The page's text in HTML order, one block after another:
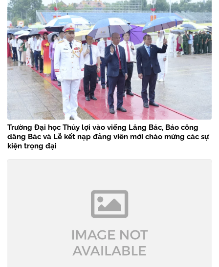
Trường Đại học Thủy lợi vào viếng Lăng Bác, Báo công
dâng Bác và Lễ kết nạp đảng viên mới chào mừng các sự
kiện trọng đại